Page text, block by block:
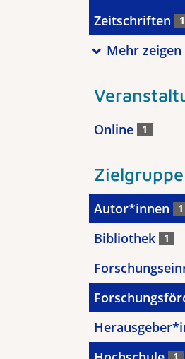
Zeitschriften 1
Mehr zeigen
Online 1
Zielgruppe
Autor*innen 1
Bibliothek 1